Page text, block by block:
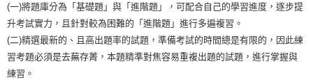
(一)將題庫分為「基礎題」與「進階題」，可配合自己的學習進度，逐步提
升考試實力，且針對較為困難的「進階題」進行多遍複習。
(二)精選最新的、且高出題率的試題，準備考試的時間總是有限的，因此練
習考題必須是去蕪存菁，本題精準對焦容易重複出題的試題，進行掌握與
練習。